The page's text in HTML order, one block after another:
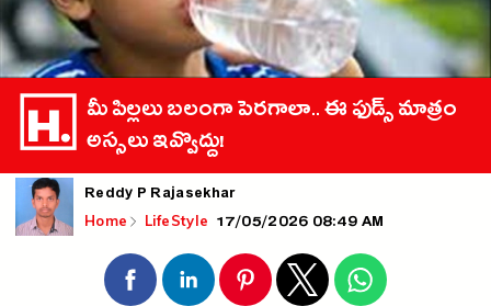
మీ పిల్లలు బలంగా పెరగాలా.. ఈ ఫుడ్స్ మాత్రం
అస్సలు ఇవ్వొద్దు!
Reddy P Rajasekhar
Home LifeStyle 17/05/2026 08:49 AM